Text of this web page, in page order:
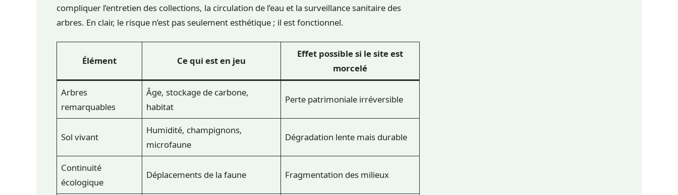
compliquer l’entretien des collections, la circulation de l’eau et la surveillance sanitaire des
arbres. En clair, le risque n’est pas seulement esthétique ; il est fonctionnel.
Élément Ce qui est en jeu
Effet possible si le site est
morcelé
Arbres
remarquables
Âge, stockage de carbone,
habitat
Perte patrimoniale irréversible
Sol vivant
Humidité, champignons,
microfaune
Dégradation lente mais durable
Continuité
écologique
Déplacements de la faune Fragmentation des milieux